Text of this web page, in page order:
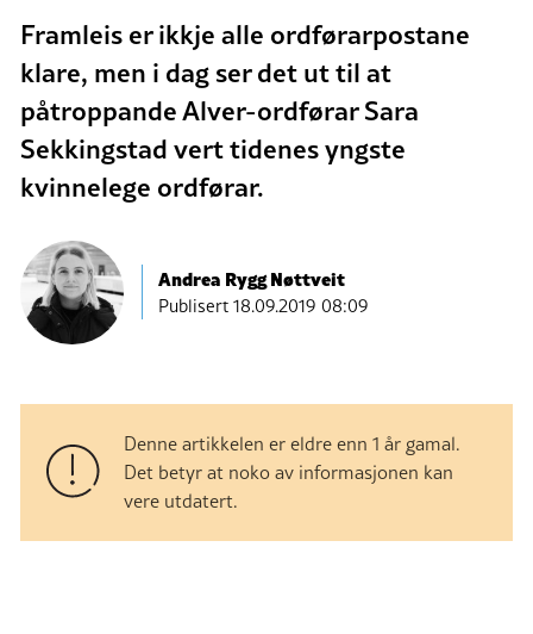
Framleis er ikkje alle ordførarpostane
klare, men i dag ser det ut til at
påtroppande Alver-ordførar Sara
Sekkingstad vert tidenes yngste
kvinnelege ordførar.
Andrea Rygg Nøttveit
Publisert18.09.2019 08:09
Denne artikkelen er eldre enn 1 år gamal.
Det betyr at noko av informasjonen kan
vere utdatert.